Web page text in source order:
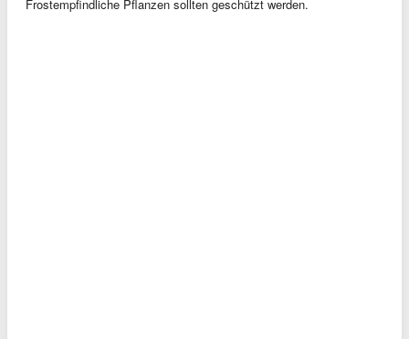
Frostempfindliche Pflanzen sollten geschützt werden.